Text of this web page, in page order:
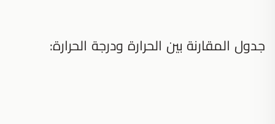
جدول المقارنة بين الحرارة ودرجة الحرارة: